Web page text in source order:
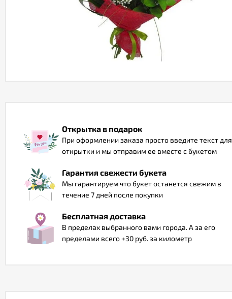
Открытка в подарок
При оформлении заказа просто введите текст для
открытки и мы отправим ее вместе с букетом
Гарантия свежести букета
Мы гарантируем что букет останется свежим в
течение 7 дней после покупки
Бесплатная доставка
В пределах выбранного вами города. А за его
пределами всего +30 руб. за километр